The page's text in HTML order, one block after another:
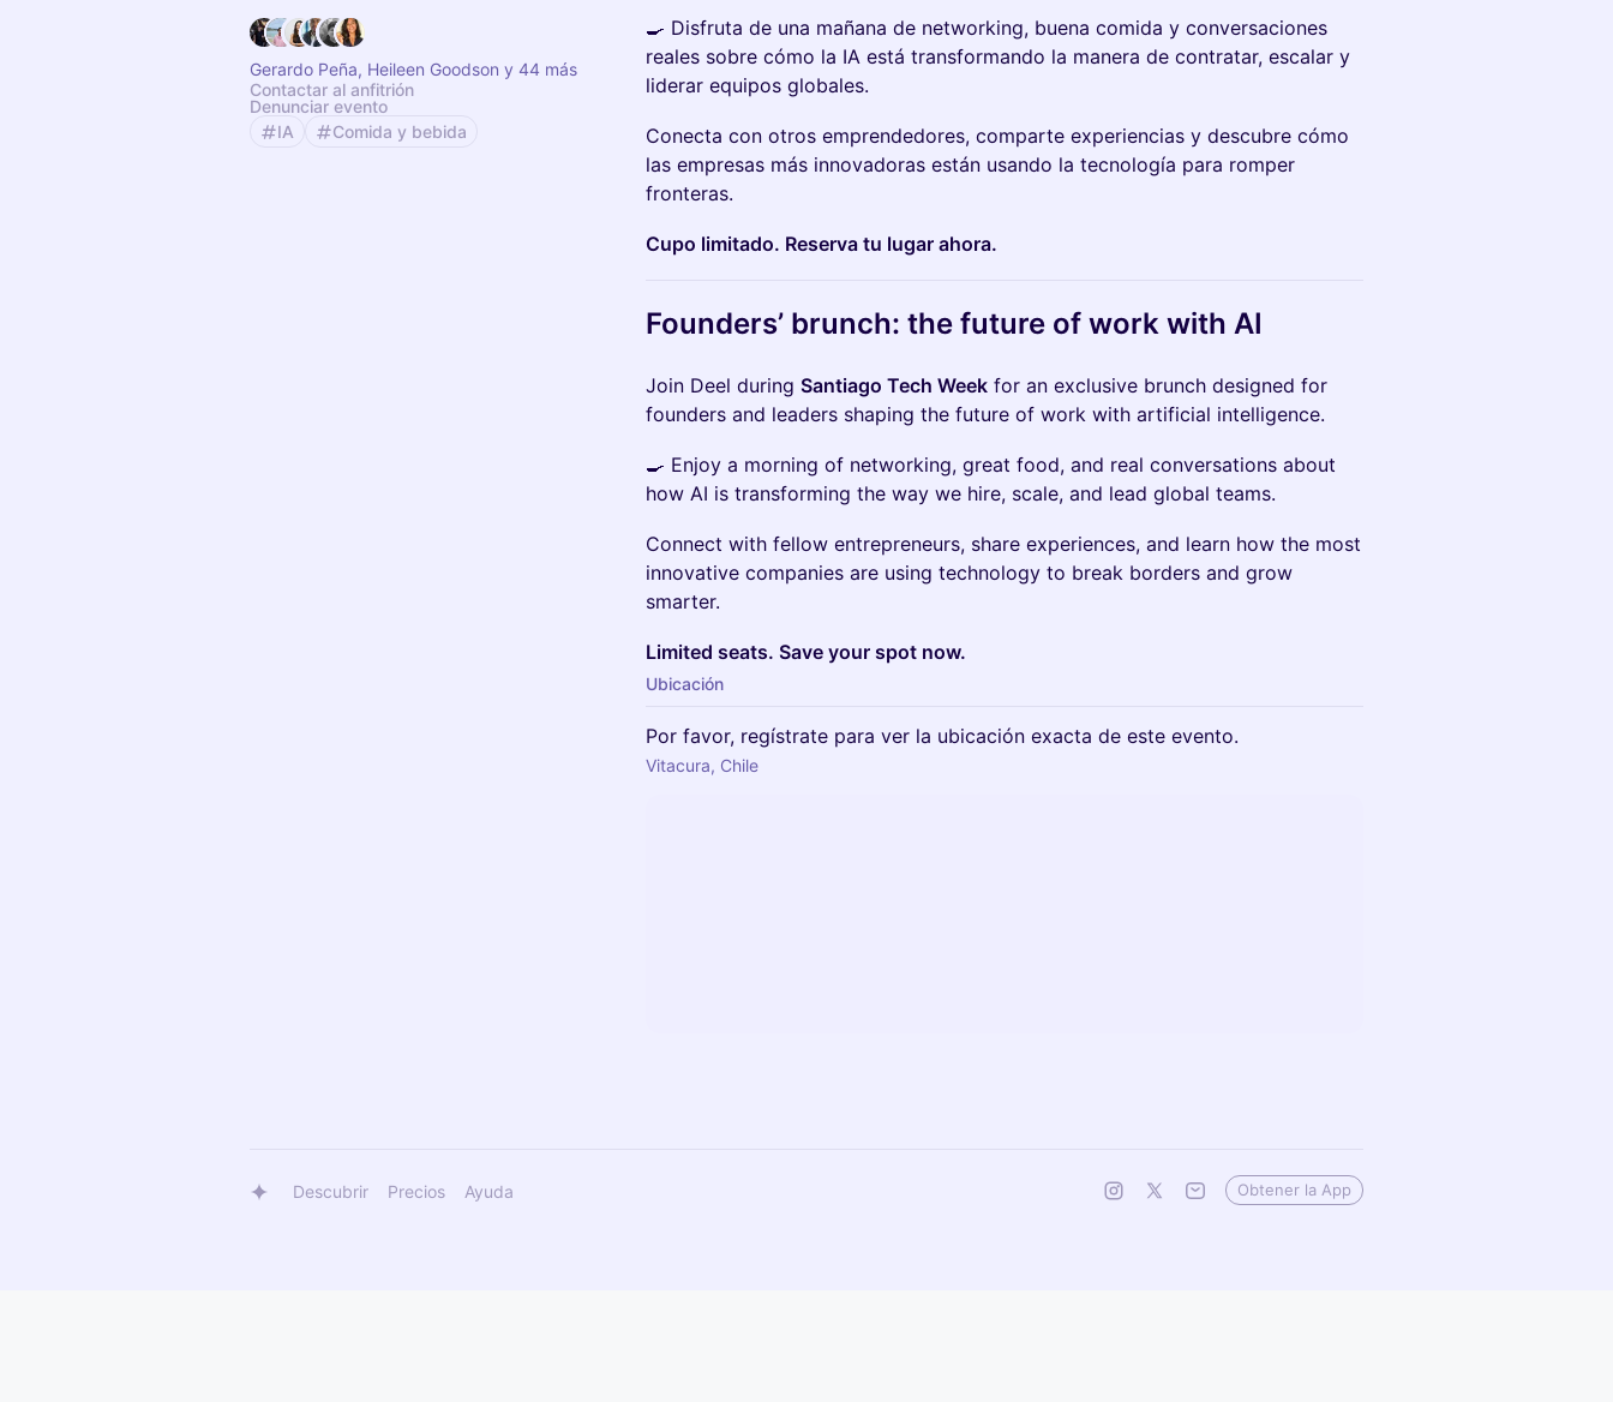
Gerardo Peña, Heileen Goodson y 44 más
Contactar al anfitrión
Denunciar evento
IA
Comida y bebida
🍳 Disfruta de una mañana de networking, buena comida y conversaciones
reales sobre cómo la IA está transformando la manera de contratar, escalar y
liderar equipos globales.
Conecta con otros emprendedores, comparte experiencias y descubre cómo
las empresas más innovadoras están usando la tecnología para romper
fronteras.
Cupo limitado. Reserva tu lugar ahora.
Founders’ brunch: the future of work with AI
Join Deel during Santiago Tech Week for an exclusive brunch designed for
founders and leaders shaping the future of work with artificial intelligence.
🍳 Enjoy a morning of networking, great food, and real conversations about
how AI is transforming the way we hire, scale, and lead global teams.
Connect with fellow entrepreneurs, share experiences, and learn how the most
innovative companies are using technology to break borders and grow
smarter.
Limited seats. Save your spot now.
Ubicación
Por favor, regístrate para ver la ubicación exacta de este evento.
Vitacura, Chile
Descubrir Precios Ayuda Obtener la App